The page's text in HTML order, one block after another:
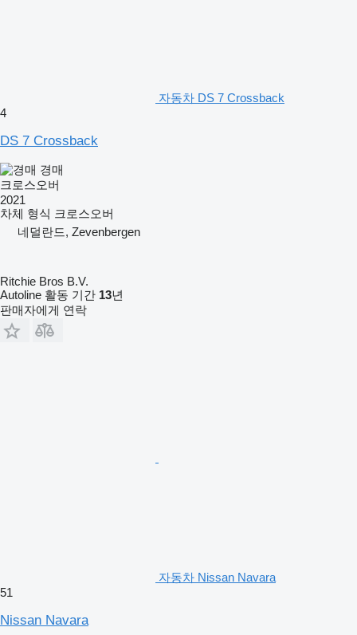
자동차 DS 7 Crossback
4
DS 7 Crossback
경매
크로스오버
2021
차체 형식 크로스오버
네덜란드, Zevenbergen
Ritchie Bros B.V.
Autoline 활동 기간 13년
판매자에게 연락
자동차 Nissan Navara
51
Nissan Navara